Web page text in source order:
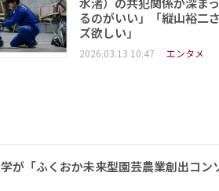
るのがいい」「縦山裕二
ズ欲しい」
2026.03.13 10:47 エンタメ
「ふくおか未来型園芸農業創出コン